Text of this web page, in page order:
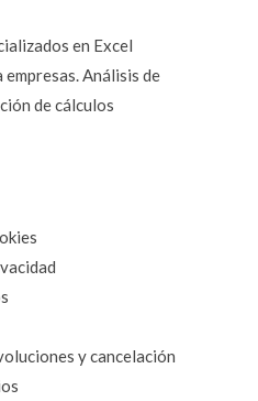
en Excel
Análisis de
de cálculos
y cancelación